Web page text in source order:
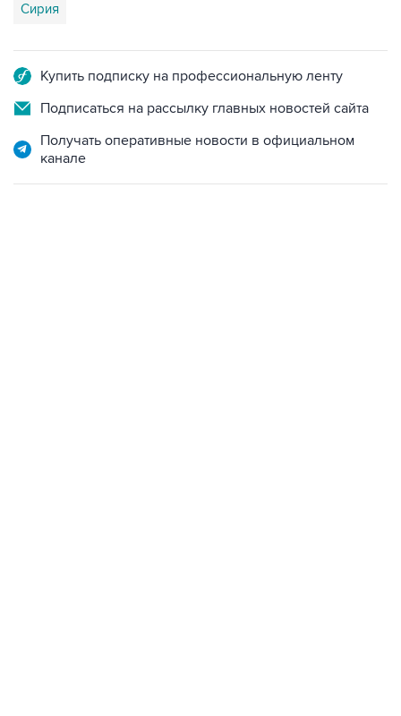
Сирия
Купить подписку на профессиональную ленту
Подписаться на рассылку главных новостей сайта
Получать оперативные новости в официальном
канале